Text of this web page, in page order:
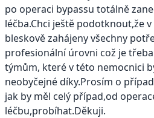
po operaci bypassu totálně
léčba.Chci ještě podotknout,že
bleskově zahájeny všechny
profesionální úrovni což je
týmům, které v této nemocnici
neobyčejné díky.Prosím o
jak by měl celý případ,od
léčbu,probíhat.Děkuji.